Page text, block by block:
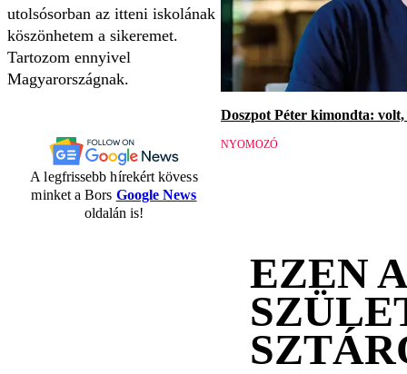
utolsósorban az itteni iskolának
köszönhetem a sikeremet.
Tartozom ennyivel
Magyarországnak.
A legfrissebb hírekért kövess
minket a Bors Google News
oldalán is!
Doszpot Péter kimondta:
NYOMOZÓ
EZEN